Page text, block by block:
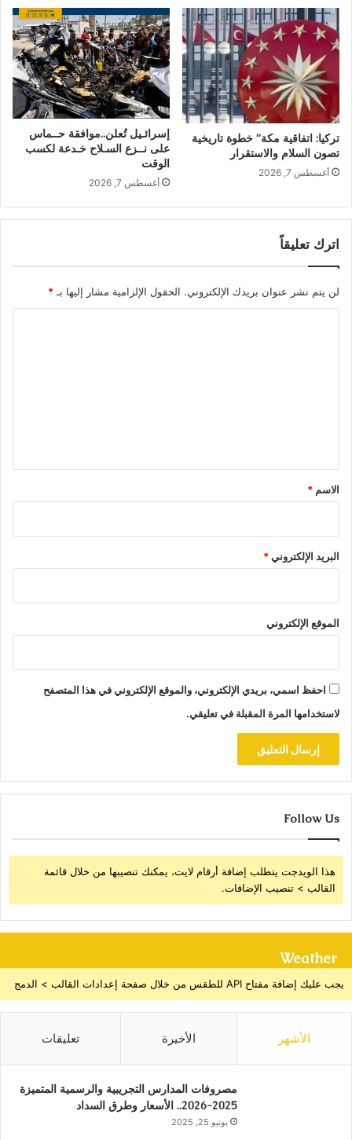
تركيا: اتفاقية مكة” خطوة تاريخية
تصون السلام والاستقرار
أغسطس 7, 2026
إسرائـيل تُعلن..موافقة حــماس
على نــزع السـلاح خـدعة لكسب
الوقت
أغسطس 7, 2026
اترك تعليقاً
لن يتم نشر عنوان بريدك الإلكتروني. الحقول الإلزامية مشار إليها بـ*
*
الاسم *
البريد الإلكتروني*
الموقع الإلكتروني
احفظ اسمي، بريدي الإلكتروني، والموقع الإلكتروني في هذا المتصفح
لاستخدامها المرة المقبلة في تعليقي.
Follow Us
هذا الويدجت يتطلب إضافة أرقام لايت، يمكنك تنصيبها من خلال قائمة
القالب > تنصيب الإضافات.
Weather
يجب عليك إضافة مفتاح API للطقس من خلال صفحة إعدادات القالب > الدمج
الأشهر الأخيرة تعليقات
مصروفات المدارس التجريبية والرسمية المتميزة
2025-2026.. الأسعار وطرق السداد
يونيو 25, 2025